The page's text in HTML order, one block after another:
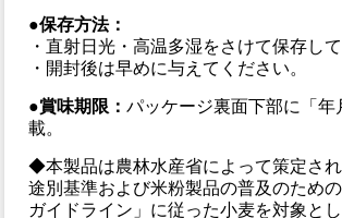
●保存方法：
・直射日光・高温多湿をさけて保存して
・開封後は早めに与えてください。
●賞味期限：パッケージ裏面下部に「年
載。
◆本製品は農林水産省によって策定さ
途別基準および米粉製品の普及のため
ガイドライン」に従った小麦を対象と